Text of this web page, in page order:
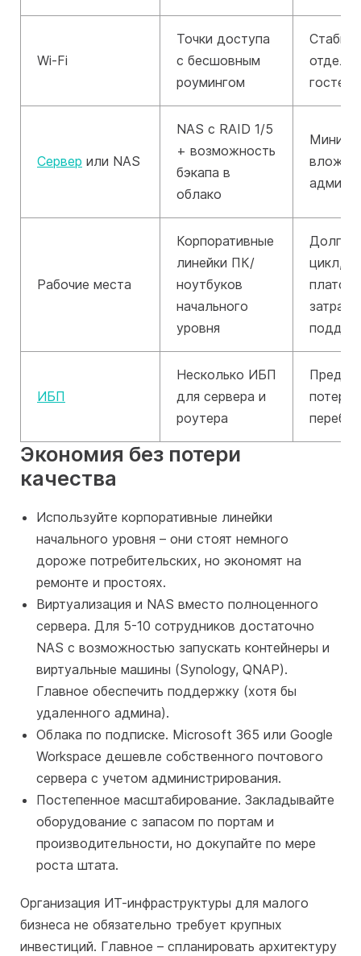
Wi-Fi
Точки доступа
с бесшовным
роумингом
гостей
Сервер или NAS
NAS с RAID 1/5
+ возможность
бэкапа в
облако
Рабочие места
Корпоративные
линейки ПК/
ноутбуков
начального
уровня
Долгий
цикл,
затрат
ИБП
Несколько ИБП
для сервера и
роутера
потери
Экономия без потери
качества
Используйте корпоративные линейки
начального уровня – они стоят немного
дороже потребительских, но экономят на
ремонте и простоях.
Виртуализация и NAS вместо полноценного
сервера. Для 5-10 сотрудников достаточно
NAS с возможностью запускать контейнеры и
виртуальные машины (Synology, QNAP).
Главное обеспечить поддержку (хотя бы
удаленного админа).
Облака по подписке. Microsoft 365 или Google
Workspace дешевле собственного почтового
сервера с учетом администрирования.
Постепенное масштабирование. Закладывайте
оборудование с запасом по портам и
производительности, но докупайте по мере
роста штата.
Организация ИТ-инфраструктуры для малого
бизнеса не обязательно требует крупных
инвестиций. Главное – спланировать архитектуру